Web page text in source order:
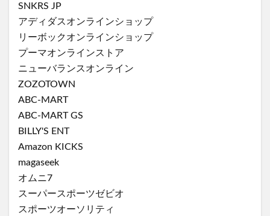
SNKRS JP
アディダスオンラインショップ
リーボックオンラインショップ
プーマオンラインストア
ニューバランスオンライン
ZOZOTOWN
ABC-MART
ABC-MART GS
BILLY'S ENT
Amazon KICKS
magaseek
オムニ7
スーパースポーツゼビオ
スポーツオーソリティ